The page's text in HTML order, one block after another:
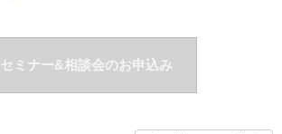
セミナー&相談会のお申込み